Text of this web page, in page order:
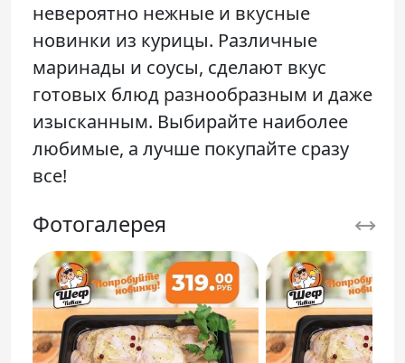
невероятно нежные и вкусные
новинки из курицы. Различные
маринады и соусы, сделают вкус
готовых блюд разнообразным и даже
изысканным. Выбирайте наиболее
любимые, а лучше покупайте сразу
все!
Фотогалерея